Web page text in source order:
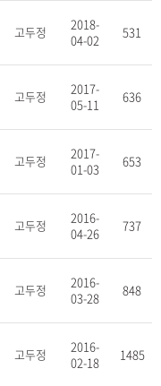
고두정
2018-
04-02
531
고두정
2017-
05-11
636
고두정
2017-
01-03
653
고두정
2016-
04-26
737
고두정
2016-
03-28
848
고두정
2016-
02-18
1485